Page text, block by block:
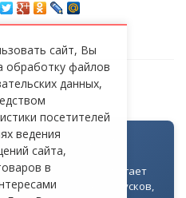
цифровой экосистемы
объектов доступна
Telegram. Она помогает
гостевых пропусков,
сайт, Вы
обработку файлов
данных,
посетителей
ведения
сайта,
в